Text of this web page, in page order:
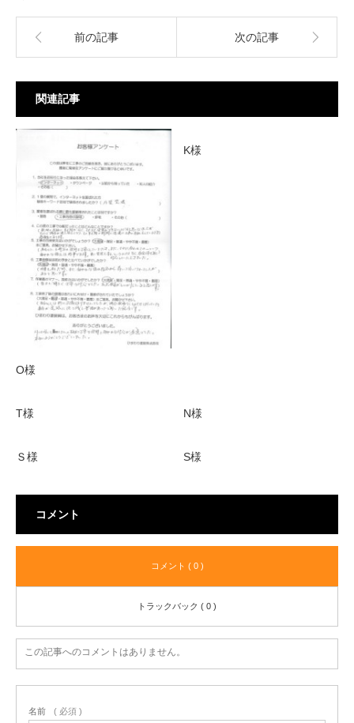
前の記事 次の記事
関連記事
O様
K様
T様 N様
Ｓ様 S様
コメント
コメント ( 0 )
トラックバック ( 0 )
この記事へのコメントはありません。
名前 ( 必須 )